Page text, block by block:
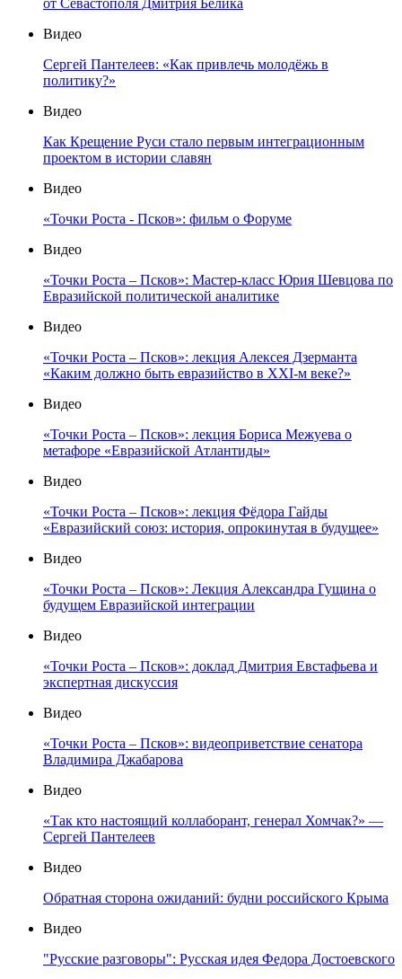
от Севастополя Дмитрия Белика
Видео
Сергей Пантелеев: «Как привлечь молодёжь в
политику?»
Видео
Как Крещение Руси стало первым интеграционным
проектом в истории славян
Видео
«Точки Роста - Псков»: фильм о Форуме
Видео
«Точки Роста – Псков»: Мастер-класс Юрия Шевцова по
Евразийской политической аналитике
Видео
«Точки Роста – Псков»: лекция Алексея Дзерманта
«Каким должно быть евразийство в XXI-м веке?»
Видео
«Точки Роста – Псков»: лекция Бориса Межуева о
метафоре «Евразийской Атлантиды»
Видео
«Точки Роста – Псков»: лекция Фёдора Гайды
«Евразийский союз: история, опрокинутая в будущее»
Видео
«Точки Роста – Псков»: Лекция Александра Гущина о
будущем Евразийской интеграции
Видео
«Точки Роста – Псков»: доклад Дмитрия Евстафьева и
экспертная дискуссия
Видео
«Точки Роста – Псков»: видеоприветствие сенатора
Владимира Джабарова
Видео
«Так кто настоящий коллаборант, генерал Хомчак?» —
Сергей Пантелеев
Видео
Обратная сторона ожиданий: будни российского Крыма
Видео
"Русские разговоры": Русская идея Федора Достоевского